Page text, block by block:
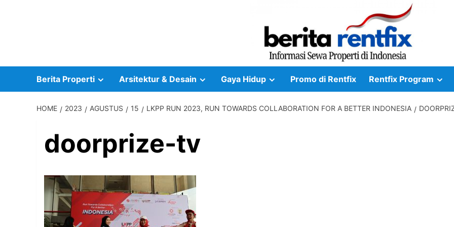
Berita Properti Arsitektur & Desain Gaya Hidup Promo di Rentfix Rentfix Program
HOME 2023 AGUSTUS 15 LKPP RUN 2023, RUN TOWARDS COLLABORATION FOR A BETTER INDONESIA
doorprize-tv